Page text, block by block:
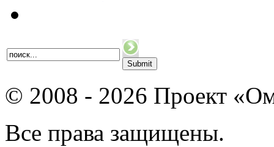
© 2008 - 2026 Проект
Все права защищены.